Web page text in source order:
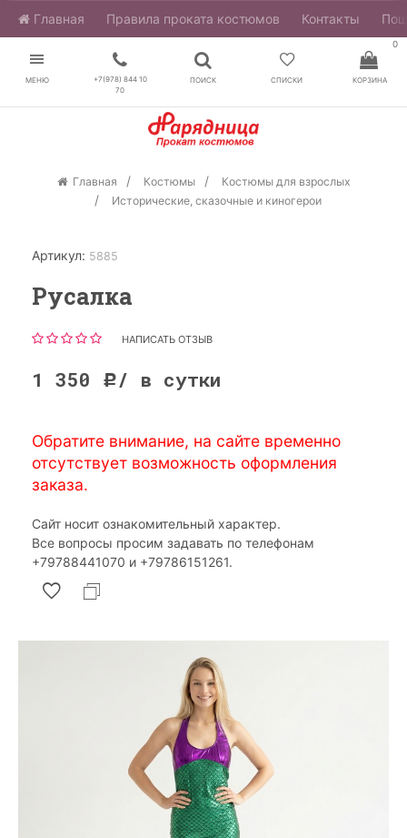
Главная ​Правила проката костюмов Контакты
МЕНЮ
+7(978) 844 10
70
ПОИСК СПИСКИ
0
КОРЗИНА
Главная Костюмы
Костюмы для взрослых
Исторические, сказочные и киногерои
Артикул: 5885
Русалка
НАПИСАТЬ ОТЗЫВ
1 350 Р / в сутки
Обратите внимание, на сайте временно
отсутствует возможность оформления
заказа.
Сайт носит ознакомительный характер.
Все вопросы просим задавать по телефонам
‎+79788441070 и ‎+79786151261.